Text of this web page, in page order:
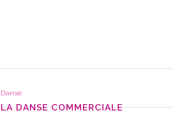
Danse
LA DANSE COMMERCIALE